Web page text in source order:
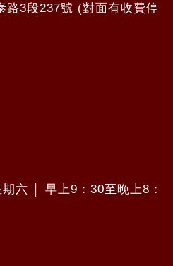
路3段237號 (對面有收費停
六 │ 早上9：30至晚上8：